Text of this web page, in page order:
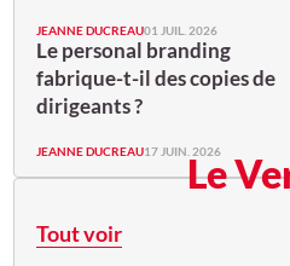
JEANNE DUCREAU01 JUIL. 2026
Le personal branding
fabrique-t-il des copies de
dirigeants ?
JEANNE DUCREAU17 JUIN. 2026
Le
Tout voir